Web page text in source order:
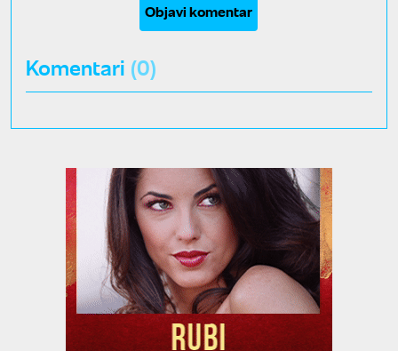
Objavi komentar
Komentari (0)